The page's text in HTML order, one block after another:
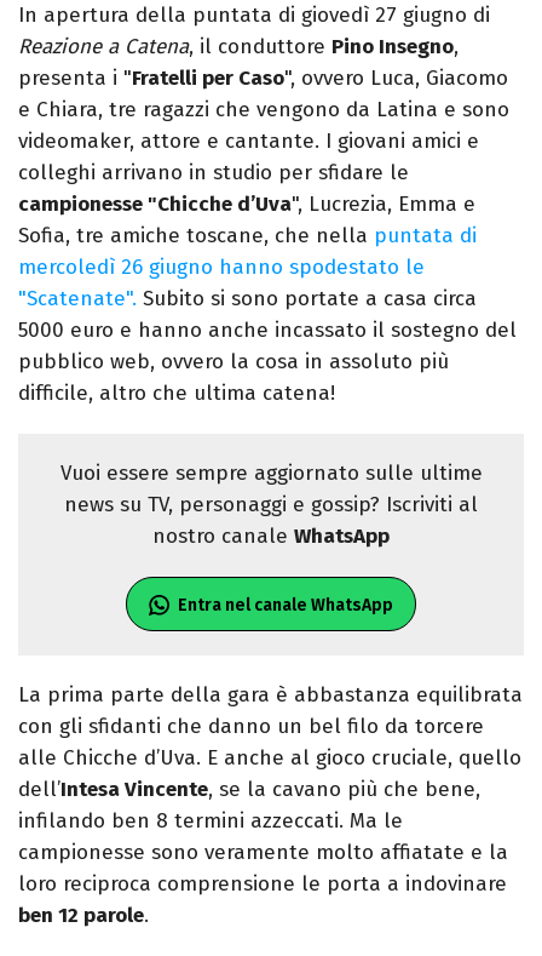
In apertura della puntata di giovedì 27 giugno di
Reazione a Catena, il conduttore Pino Insegno,
presenta i "Fratelli per Caso", ovvero Luca, Giacomo
e Chiara, tre ragazzi che vengono da Latina e sono
videomaker, attore e cantante. I giovani amici e
colleghi arrivano in studio per sfidare le
campionesse "Chicche d’Uva", Lucrezia, Emma e
Sofia, tre amiche toscane, che nella puntata di
mercoledì 26 giugno hanno spodestato le
"Scatenate". Subito si sono portate a casa circa
5000 euro e hanno anche incassato il sostegno del
pubblico web, ovvero la cosa in assoluto più
difficile, altro che ultima catena!
Vuoi essere sempre aggiornato sulle ultime
news su TV, personaggi e gossip? Iscriviti al
nostro canale WhatsApp
Entra nel canale WhatsApp
La prima parte della gara è abbastanza equilibrata
con gli sfidanti che danno un bel filo da torcere
alle Chicche d’Uva. E anche al gioco cruciale, quello
dell’Intesa Vincente, se la cavano più che bene,
infilando ben 8 termini azzeccati. Ma le
campionesse sono veramente molto affiatate e la
loro reciproca comprensione le porta a indovinare
ben 12 parole.